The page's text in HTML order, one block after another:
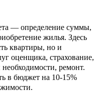
— определение суммы,
жилья. Здесь
квартиры, но и
оценщика, страхование,
ремонт.
в бюджет на 10-15%